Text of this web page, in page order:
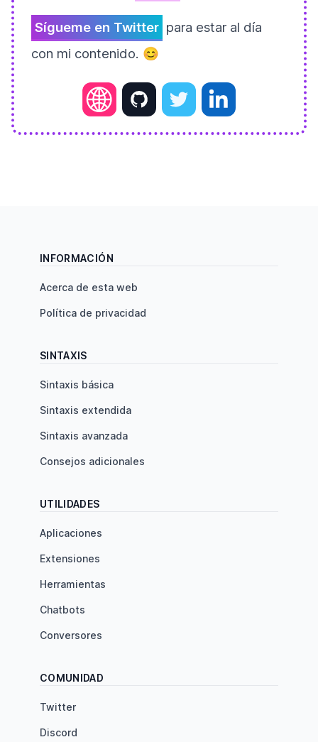
Sígueme en Twitter para estar al día
con mi contenido. 😊
INFORMACIÓN
Acerca de esta web
Política de privacidad
SINTAXIS
Sintaxis básica
Sintaxis extendida
Sintaxis avanzada
Consejos adicionales
UTILIDADES
Aplicaciones
Extensiones
Herramientas
Chatbots
Conversores
COMUNIDAD
Twitter
Discord